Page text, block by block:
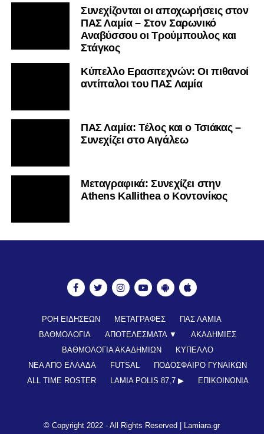
Συνεχίζονται οι αποχωρήσεις στον
ΠΑΣ Λαμία – Στον Σαρωνικό
Αναβύσσου οι Τρούμπουλος και
Στάγκος
Κύπελλο Ερασιτεχνών: Οι πιθανοί
αντίπαλοι του ΠΑΣ Λαμία
ΠΑΣ Λαμία: Τέλος και ο Τσιάκας –
Συνεχίζει στο Αιγάλεω
Mεταγραφικά: Συνεχίζει στην
Athens Kallithea ο Κοντονίκος
ΡΟΗ ΕΙΔΗΣΕΩΝ ΜΕΤΑΓΡΑΦΕΣ
ΠΑΣ ΛΑΜΙΑ
ΒΑΘΜΟΛΟΓΙΑ
ΑΠΟΤΕΛΕΣΜΑΤΑ ▼
ΑΚΑΔΗΜΙΕΣ
ΒΑΘΜΟΛΟΓΙΑ ΑΚΑΔΗΜΙΩΝ
ΚΥΠΕΛΛΟ
ΝΕΑ ΑΠΟ ΕΛΛΑΔΑ
FUTSAL
ΠΟΔΟΣΦΑΙΡΟ ΓΥΝΑΙΚΩΝ
ALL TIME ROSTER
LAMIA POLIS 87,7 ▶︎ ΕΠΙΚΟΙΝΩΝΊΑ
© Copyright 2022 - All Rights Reserved | Lamiara.gr